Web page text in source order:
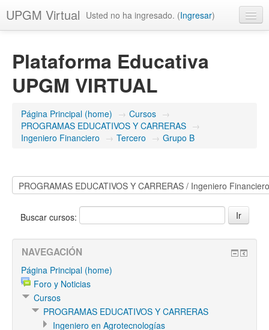
UPGM Virtual Usted no ha ingresado. (Ingresar)
Plataforma Educativa
UPGM VIRTUAL
Página Principal (home) → Cursos →
PROGRAMAS EDUCATIVOS Y CARRERAS →
Ingeniero Financiero → Tercero → Grupo B
Buscar cursos:
NAVEGACIÓN
Página Principal (home)
Foro y Noticias
Cursos
PROGRAMAS EDUCATIVOS Y CARRERAS
Ingeniero en Agrotecnologías